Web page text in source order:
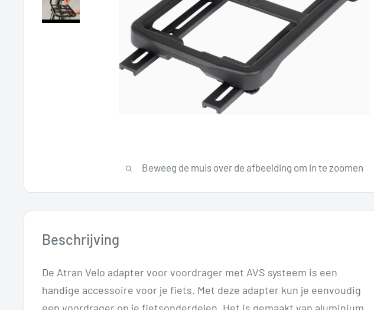
Beweeg de muis over de afbeelding om in te zoomen
Beschrijving
De Atran Velo adapter voor voordrager met AVS systeem is een
handige accessoire voor je fiets. Met deze adapter kun je eenvoudig